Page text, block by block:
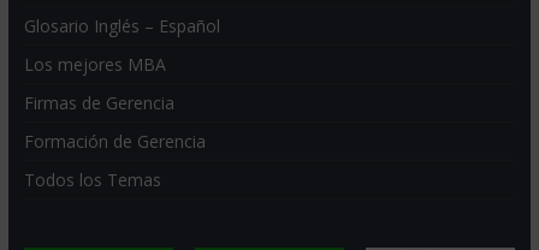
Glosario Inglés – Español
Los mejores MBA
Firmas de Gerencia
Formación de Gerencia
Todos los Temas